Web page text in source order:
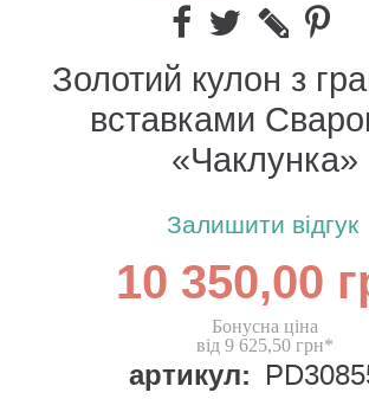
Золотий кулон з
вставками
«Чаклунка»
Залишити відгук
10 350,00
Бонусна ціна
від 9 625,50 грн*
артикул: